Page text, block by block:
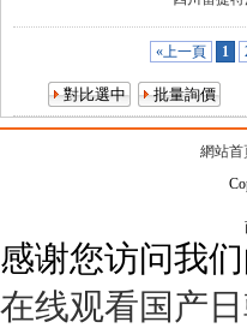
«上一頁 1
網站首
感谢您访问我
在线观看国产